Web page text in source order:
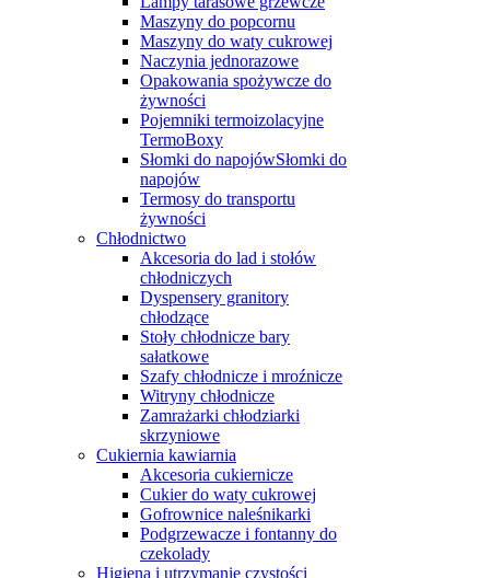
Maszyny do popcornu
Maszyny do waty cukrowej
Naczynia jednorazowe
Opakowania spożywcze do
żywności
Pojemniki termoizolacyjne
TermoBoxy
Słomki do napojówSłomki do
napojów
Termosy do transportu
żywności
Chłodnictwo
Akcesoria do lad i stołów
chłodniczych
Dyspensery granitory
chłodzące
Stoły chłodnicze bary
sałatkowe
Szafy chłodnicze i mroźnicze
Witryny chłodnicze
Zamrażarki chłodziarki
skrzyniowe
Cukiernia kawiarnia
Akcesoria cukiernicze
Cukier do waty cukrowej
Gofrownice naleśnikarki
Podgrzewacze i fontanny do
czekolady
Higiena i utrzymanie czystości